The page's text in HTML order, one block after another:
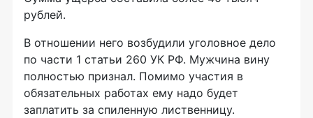
рублей.
В отношении него возбудили уголовное дело
по части 1 статьи 260 УК РФ. Мужчина вину
полностью признал. Помимо участия в
обязательных работах ему надо будет
заплатить за спиленную лиственницу.